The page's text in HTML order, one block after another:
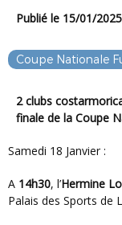
Publié le 15/01/2025
Coupe Nationale
2 clubs costarmoricains sont toujours en lice pour les 32e de
finale de la Coupe
Samedi 18 Janvier :
14h30, l’Hermine
Palais des Sports de